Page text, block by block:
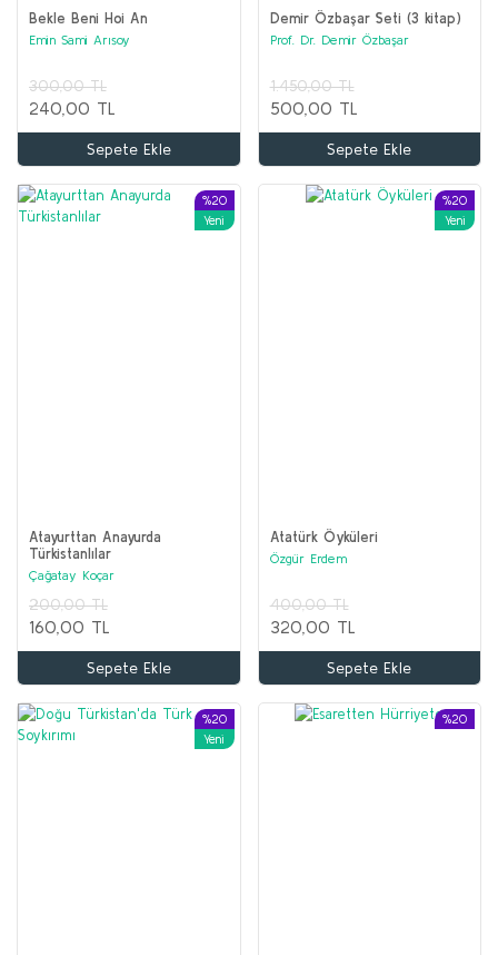
Bekle Beni Hoi An
Emin Sami Arısoy
300,00 TL
240,00 TL
Sepete Ekle
Demir Özbaşar Seti (3 kitap)
Prof. Dr. Demir Özbaşar
1.450,00 TL
500,00 TL
Sepete Ekle
%20
Yeni
Atayurttan Anayurda
Türkistanlılar
Çağatay Koçar
200,00 TL
160,00 TL
Sepete Ekle
%20
Yeni
Atatürk Öyküleri
Özgür Erdem
400,00 TL
320,00 TL
Sepete Ekle
%20
Yeni
%20